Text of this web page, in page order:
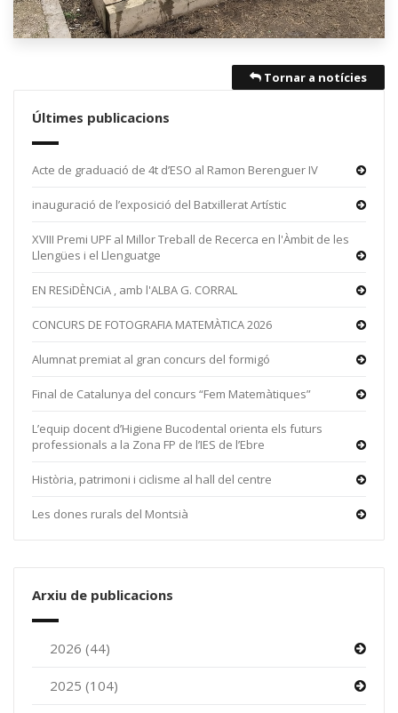
Tornar a notícies
Últimes publicacions
Acte de graduació de 4t d’ESO al Ramon Berenguer IV
inauguració de l’exposició del Batxillerat Artístic
XVIII Premi UPF al Millor Treball de Recerca en l'Àmbit de les
Llengües i el Llenguatge
EN RESiDÈNCiA , amb l'ALBA G. CORRAL
CONCURS DE FOTOGRAFIA MATEMÀTICA 2026
Alumnat premiat al gran concurs del formigó
Final de Catalunya del concurs “Fem Matemàtiques”
L’equip docent d’Higiene Bucodental orienta els futurs
professionals a la Zona FP de l’IES de l’Ebre
Història, patrimoni i ciclisme al hall del centre
Les dones rurals del Montsià
Arxiu de publicacions
2026 (44)
2025 (104)